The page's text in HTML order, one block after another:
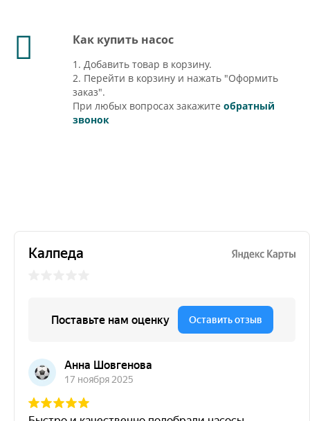
Как купить насос
1. Добавить товар в корзину.
2. Перейти в корзину и нажать "Оформить
заказ".
При любых вопросах закажите обратный
звонок